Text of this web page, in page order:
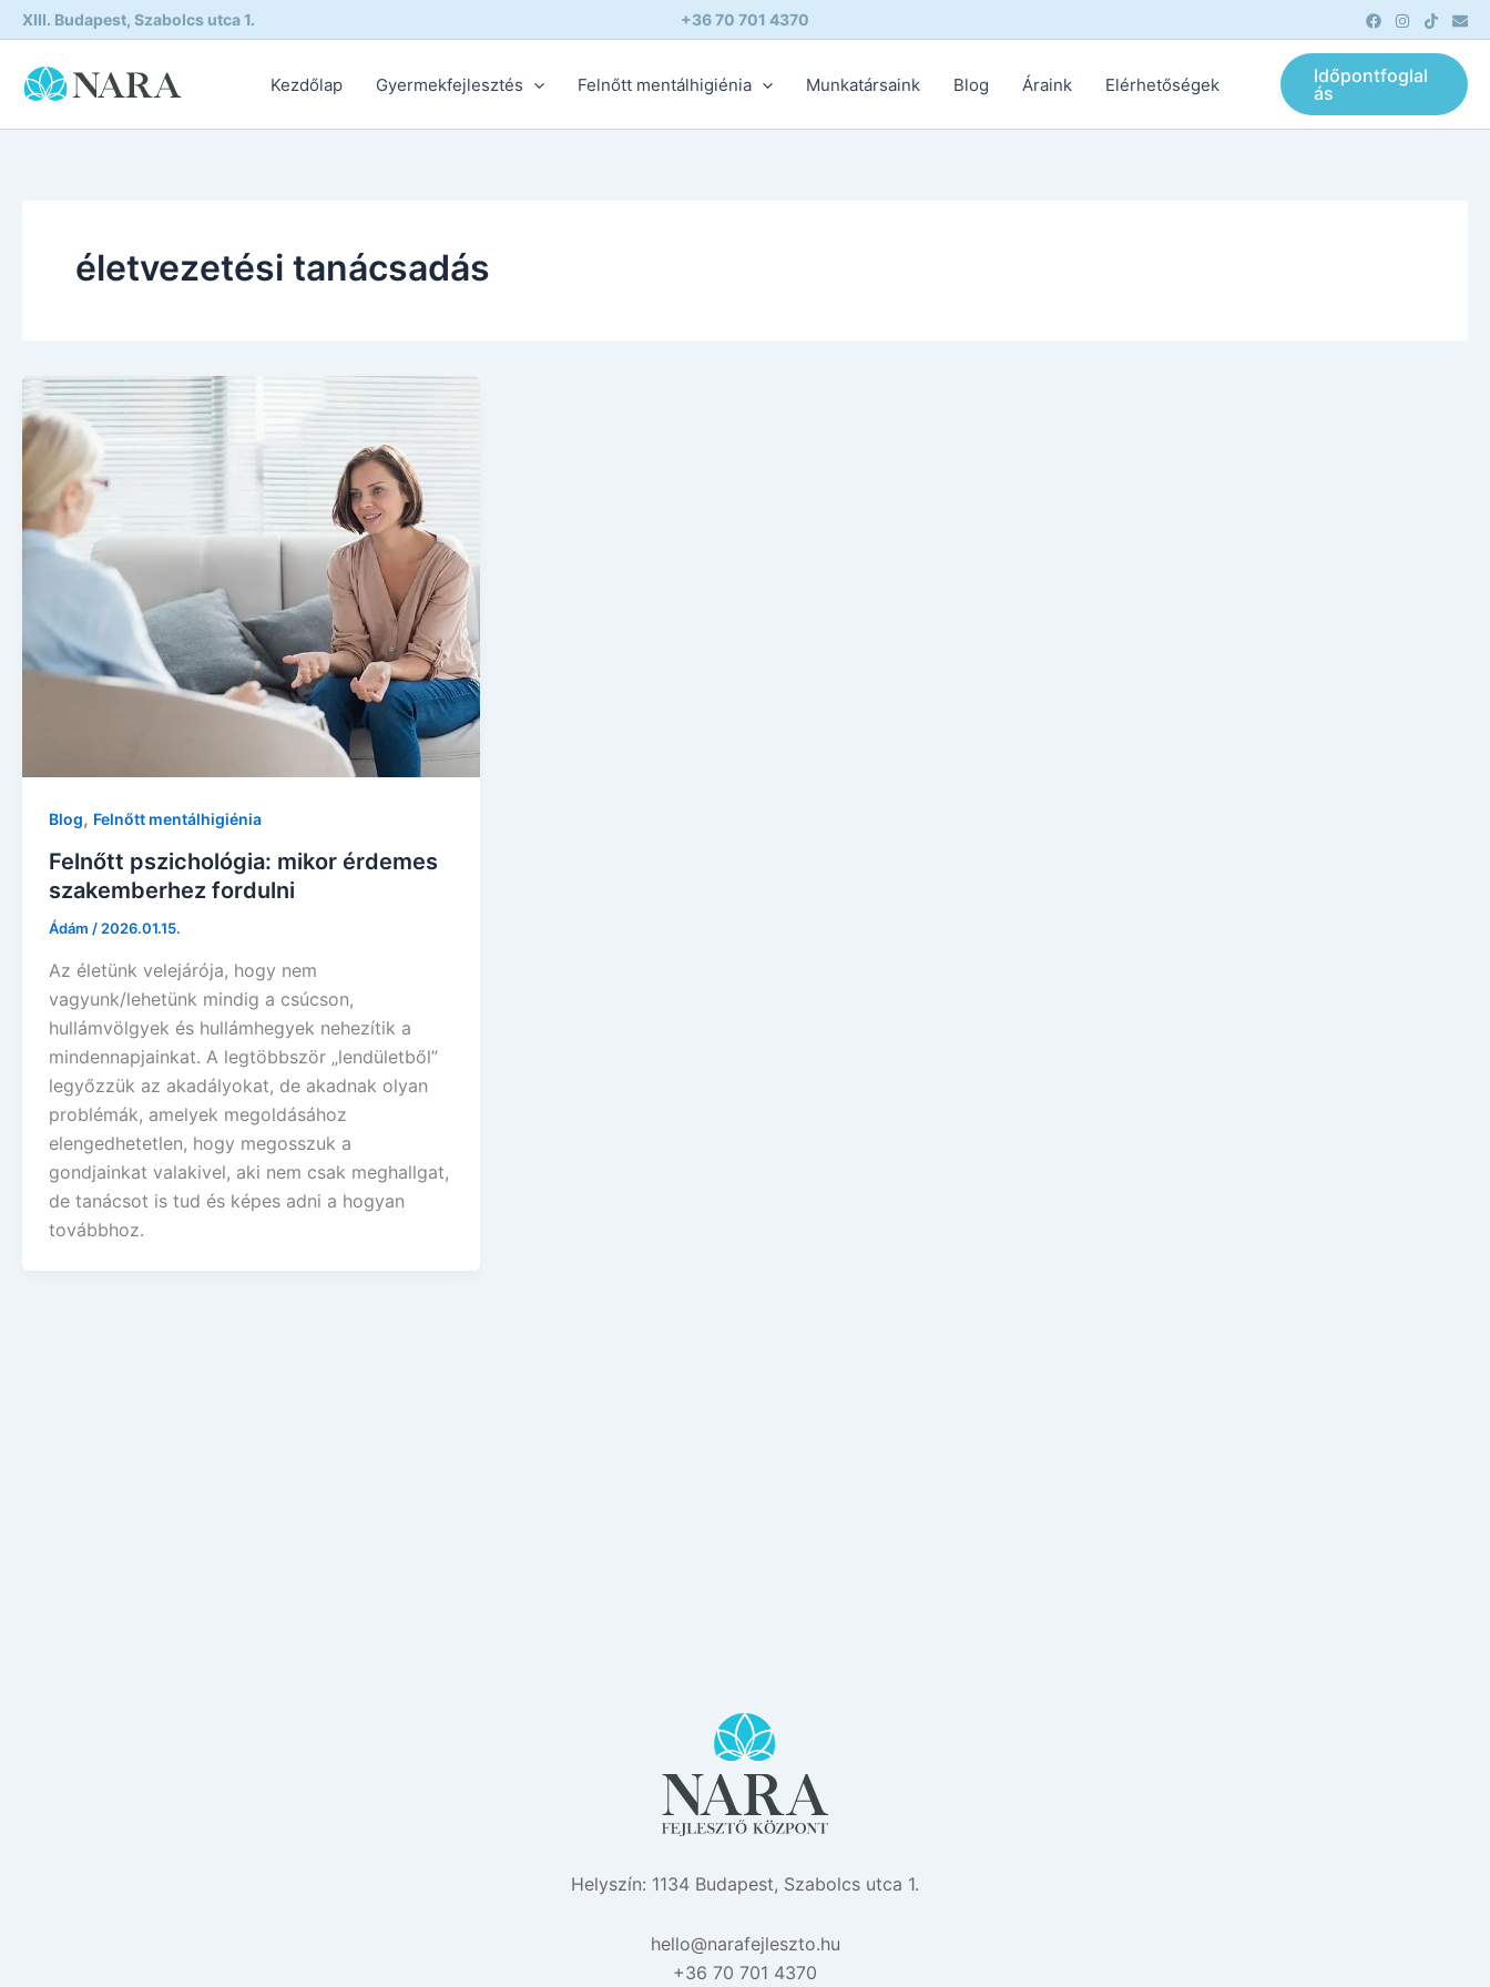
Skip
to
content
XIII. Budapest, Szabolcs utca 1. +36 70 701 4370
Kezdőlap Gyermekfejlesztés Felnőtt mentálhigiénia Munkatársaink Blog Áraink Elérhetőségek
Időpontfoglal
ás
életvezetési tanácsadás
Blog, Felnőtt mentálhigiénia
Felnőtt pszichológia: mikor érdemes
szakemberhez fordulni
Ádám /2026.01.15.
Az életünk velejárója, hogy nem
vagyunk/lehetünk mindig a csúcson,
hullámvölgyek és hullámhegyek nehezítik a
mindennapjainkat. A legtöbbször „lendületből”
legyőzzük az akadályokat, de akadnak olyan
problémák, amelyek megoldásához
elengedhetetlen, hogy megosszuk a
gondjainkat valakivel, aki nem csak meghallgat,
de tanácsot is tud és képes adni a hogyan
továbbhoz.
Helyszín: 1134 Budapest, Szabolcs utca 1.
uh.ot
zselj
efara
n@oll
eh
+36 70 701 4370